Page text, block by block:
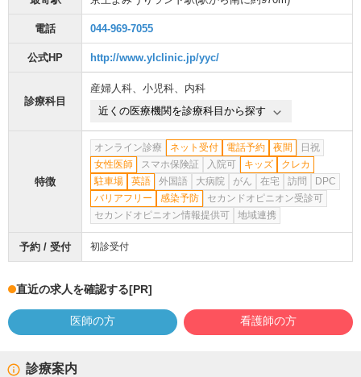
電話 044-969-7055
公式HP http://www.ylclinic.jp/yyc/
診療科目
産婦人科、 小児科、 内科
近くの医療機関を診療科目から探す
特徴
オンライン診療 ネット受付 電話予約 夜間
日祝
女性医師
スマホ保険証 入院可 キッズ
クレカ
駐車場
英語 外国語 大病院 がん 在宅 訪問
DPC
バリアフリー
感染予防
セカンドオピニオン受診可
セカンドオピニオン情報提供可
地域連携
予約 / 受付 初診受付
直近の求人を確認する[PR]
医師の方 看護師の方
診療案内